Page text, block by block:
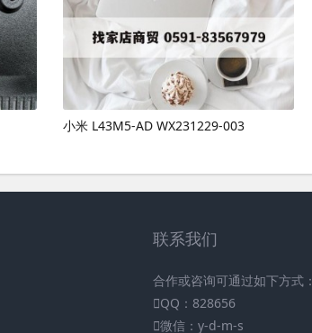
小米 L43M5-AD WX231229-003
联系我们
合作或咨询可通过如下方式：
QQ：828656
微信：y-d-m-s